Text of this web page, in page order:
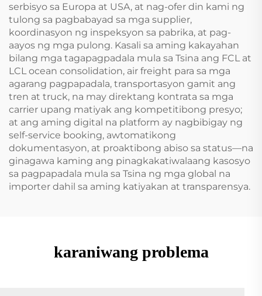
serbisyo sa Europa at USA, at nag-ofer din kami ng
tulong sa pagbabayad sa mga supplier,
koordinasyon ng inspeksyon sa pabrika, at pag-
aayos ng mga pulong. Kasali sa aming kakayahan
bilang mga tagapagpadala mula sa Tsina ang FCL at
LCL ocean consolidation, air freight para sa mga
agarang pagpapadala, transportasyon gamit ang
tren at truck, na may direktang kontrata sa mga
carrier upang matiyak ang kompetitibong presyo;
at ang aming digital na platform ay nagbibigay ng
self-service booking, awtomatikong
dokumentasyon, at proaktibong abiso sa status—na
ginagawa kaming ang pinagkakatiwalaang kasosyo
sa pagpapadala mula sa Tsina ng mga global na
importer dahil sa aming katiyakan at transparensya.
karaniwang problema